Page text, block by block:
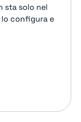
sta solo nel
configura e